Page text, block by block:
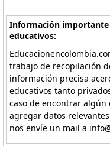
Información
educativos:
trabajo de recopilación
información precisa
educativos tanto
caso de encontrar
agregar datos
nos envíe un mail a